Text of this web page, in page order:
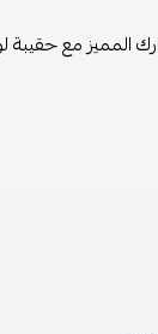
المميز مع حقيبة